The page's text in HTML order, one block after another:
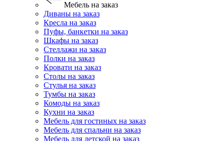
Мебель на заказ
Диваны на заказ
Кресла на заказ
Пуфы, банкетки на заказ
Шкафы на заказ
Стеллажи на заказ
Полки на заказ
Кровати на заказ
Столы на заказ
Стулья на заказ
Тумбы на заказ
Комоды на заказ
Кухни на заказ
Мебель для гостиных на заказ
Мебель для спальни на заказ
Мебель для детской на заказ